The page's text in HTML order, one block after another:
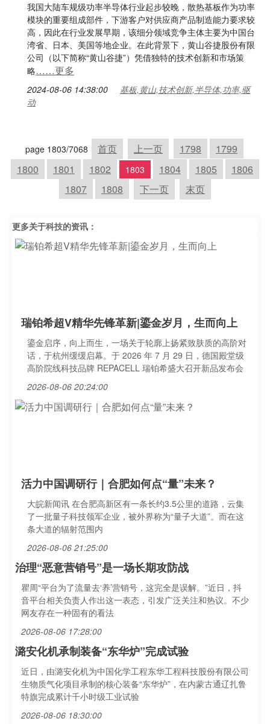
我国大陆车规级功率半导体行业起步较晚，散热基板作为功率
模块的重要组成部件，下游客户对供应商产品制造能力要求较
高，因此在行业发展早期，该细分领域竞争主体主要为中国台
湾省、日本、美国等地企业。在此背景下，黄山谷捷股份有限
公司（以下简称“黄山谷捷”）凭借独特的技术创新和市场策
略……更多
2024-08-06 14:38:00
基板,黄山,技术创新,半导体,功率,驱
动
page 1803/7068 首页 上一页 1798
1799
1800
1801 1802 1803 1804 1805
1806
1807
1808 下一页 末页
更多关于科技的资讯：
瑞铂希超V精华先锋革新|鎏金岁月，生而向上
鎏金启序，向上而生，一场关于轮廓上扬紧致肤质的高阶对
话，于杭州缓缓启幕。于 2026 年 7 月 29 日，德国殿堂级
高阶院线科技品牌 REPACELL 瑞铂希盛大召开新品发布会
2026-08-06 20:24:00
活力中国调研行｜合肥如何点“量”未来？
大皖新闻讯 在合肥高新区有一条长约3.5公里的道路，云集
了一批量子科技领军企业，被外界称为“量子大道”。而在这
条大道的辐射范围内
2026-08-06 21:25:00
治理“恶意营销号”是一场长期攻防战
瞿周“平台为了流量去‘养’营销号，这完全是误解。”近日，抖
音平台相关负责人作出这一表态，引发广泛关注和热议。不少
网友存在一种固有的看法
2026-08-06 17:28:00
潞安化机承制装备“东华炉”完成试验
近日，由潞安化机为中国化学工程东华工程科技股份有限公司
生物质气化项目承制的核心装备“东华炉”，在内蒙古通辽扎鲁
特旗完成累计千小时级工业试验
2026-08-06 18:30:00